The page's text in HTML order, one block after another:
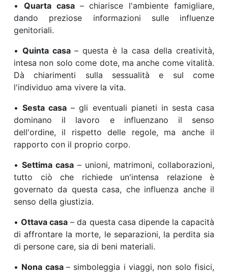
• Quarta casa – chiarisce l'ambiente famigliare,
dando preziose informazioni sulle influenze
genitoriali.
• Quinta casa – questa è la casa della creatività,
intesa non solo come dote, ma anche come vitalità.
Dà chiarimenti sulla sessualità e sul come
l'individuo ama vivere la vita.
•Sesta casa – gli eventuali pianeti in sesta casa
dominano il lavoro e influenzano il senso
dell'ordine, il rispetto delle regole, ma anche il
rapporto con il proprio corpo.
• Settima casa – unioni, matrimoni, collaborazioni,
tutto ciò che richiede un'intensa relazione è
governato da questa casa, che influenza anche il
senso della giustizia.
•Ottava casa – da questa casa dipende la capacità
di affrontare la morte, le separazioni, la perdita sia
di persone care, sia di beni materiali.
• Nona casa– simboleggia i viaggi, non solo fisici,